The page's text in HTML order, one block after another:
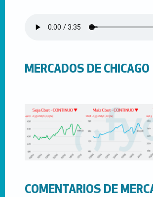
MERCADOS DE CHICAGO
COMENTARIOS DE